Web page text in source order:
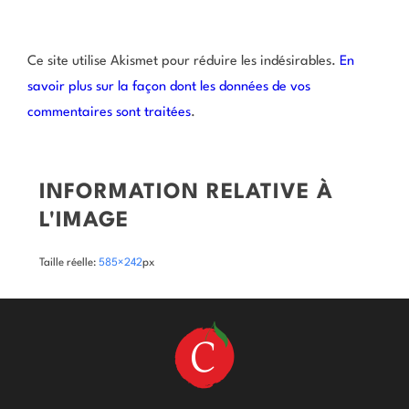
Ce site utilise Akismet pour réduire les indésirables. En
savoir plus sur la façon dont les données de vos
commentaires sont traitées.
INFORMATION RELATIVE À
L'IMAGE
Taille réelle: 585×242px